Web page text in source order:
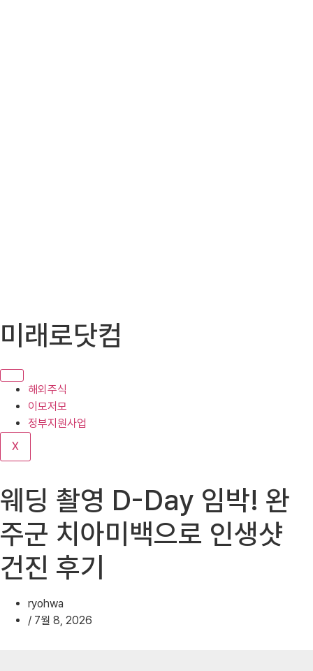
텐
로
기
미래로닷컴
해외주식
이모저모
정부지원사업
X
웨딩 촬영 D-Day 임박! 완
주군 치아미백으로 인생샷
건진 후기
ryohwa
/ 7월 8, 2026